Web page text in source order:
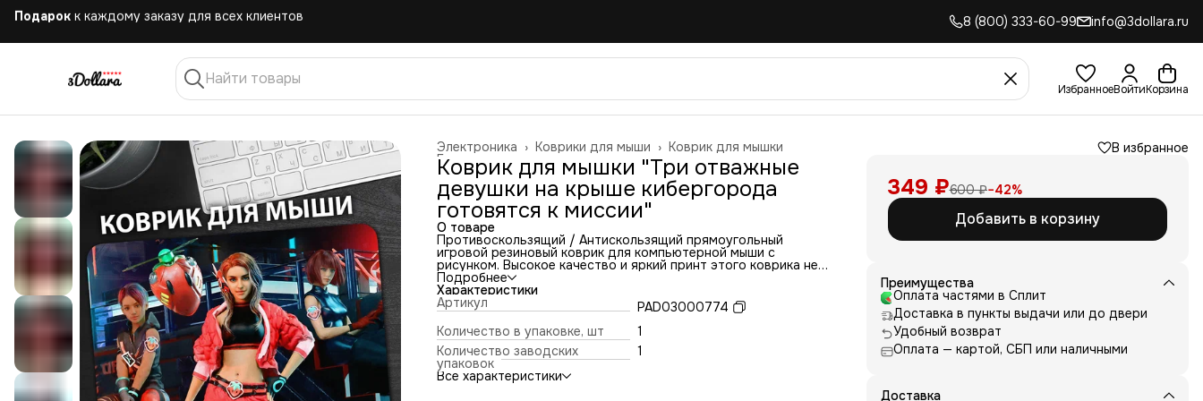
Бесплатная доставка при заказе от 10.000 руб. 8 (800) 333-60-99 info@3dollara.ru
ИзбранноеВойтиКорзина
Коврик для мышки
Коврики для мыши ›
Электроника ›
Главная
Коврик для мышки "Три отважные
девушки на крыше кибергорода
готовятся к миссии"
О товаре
Противоскользящий / Антискользящий прямоугольный
игровой резиновый коврик для компьютерной мыши с
рисунком. Высокое качество и яркий принт этого коврика не
оставит никого равнодушным. Повышенная износостойкость
и лучшее соотношение цена/качество. Коврик подходит для
всех типов мышей: оптических и лазерных с любой
чувствительностью и любым типом сенсора. Гладкая
тканевая поверхность обеспечивает полный контроль над
движениями компьютерной мышки. Нескользящее основание
из чёрной вспененной резины. Не очень большой и не очень
маленький, идеального размера коврик, надёжно
фиксируется на любой поверхности. Не скользит по столу и
Подробнее
Характеристики
Артикул
PAD03000774
Количество в упаковке, шт
1
Количество заводских
упаковок
1
Все характеристики
В избранное
349 ₽600 ₽−42%
Добавить в корзину
Преимущества
Оплата частями в Сплит
Доставка в пункты выдачи или до двери
Удобный возврат
Оплата — картой, СБП или наличными
Доставка